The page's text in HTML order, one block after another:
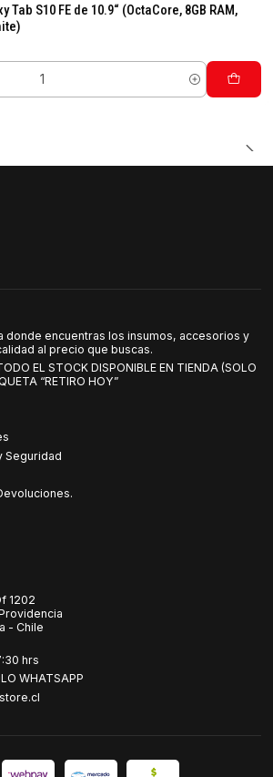
Tab S10 FE de 10.9“ (OctaCore, 8GB RAM,
donde encuentras los insumos, accesorios y
al precio que buscas.
EL STOCK DISPONIBLE EN TIENDA (SOLO
“RETIRO HOY”
Seguridad
1202
- Chile
hrs
WHATSAPP